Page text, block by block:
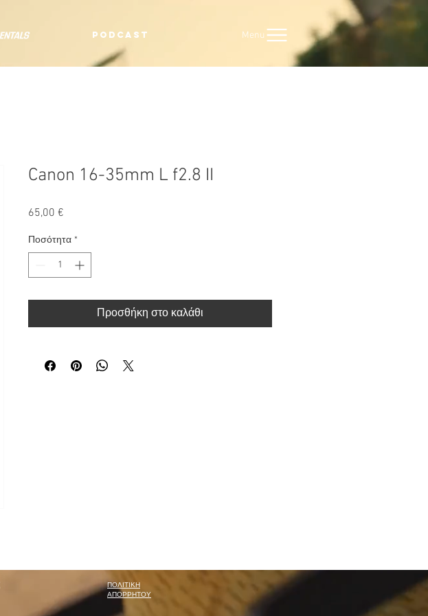
PODCAST Menu
Canon 16-35mm L f2.8 II
65,00 €
Ποσότητα *
Προσθήκη στο καλάθι
ΠΟΛΙΤΙΚΗ
ΑΠΟΡΡΗΤΟΥ